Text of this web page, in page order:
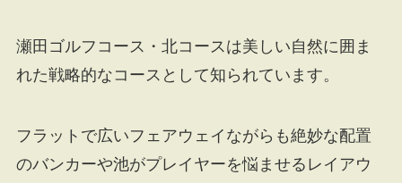
瀬田ゴルフコース・北コースは美しい自然に囲ま
れた戦略的なコースとして知られています。
フラットで広いフェアウェイながらも絶妙な配置
のバンカーや池がプレイヤーを悩ませるレイアウ